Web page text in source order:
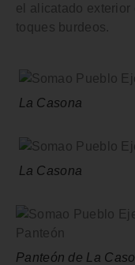
el alicatado exterior
toques burdeos.
La Casona
La Casona
Panteón de La